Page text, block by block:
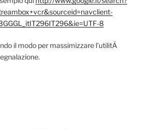
8
il modo per massimizzare l’utilitÃ